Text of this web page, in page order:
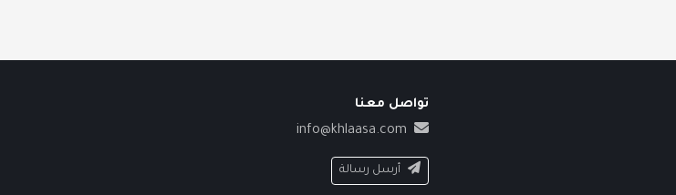
تواصل معنا
info@khlaasa.com
أرسل رسالة